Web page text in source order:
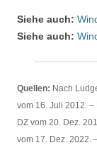
Siehe auch:
Siehe auch:
Quellen: Nach
vom 16. Juli 2012.
DZ vom 20. Dez.
vom 17. Dez. 2022.